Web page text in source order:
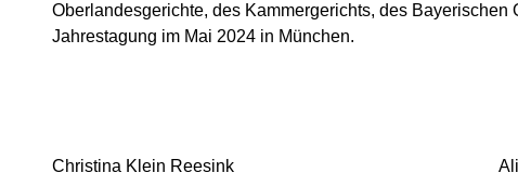
Oberlandesgerichte, des Kammergerichts, des
Jahrestagung im Mai 2024 in München.
Christina Klein Reesink Alina